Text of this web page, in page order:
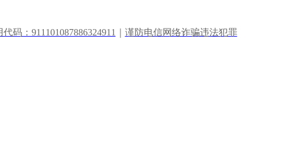
码：911101087886324911
谨防电信网络诈骗违法犯罪